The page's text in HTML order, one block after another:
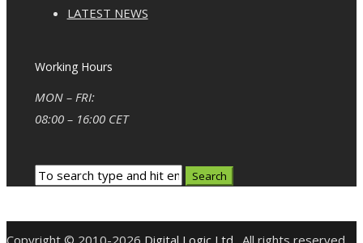
LATEST NEWS
Working Hours
MON – FRI:
08:00 – 16:00 CET